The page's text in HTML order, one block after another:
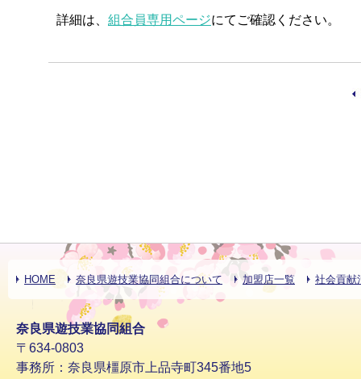
詳細は、 組合員専用ページにてご確認ください。
HOME 奈良県遊技業協同組合について 加盟店一覧 社会貢献
奈良県遊技業協同組合
〒634-0803
事務所：奈良県橿原市上品寺町345番地5